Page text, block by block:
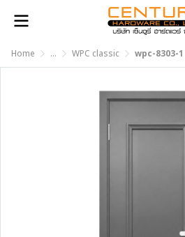
Home ... WPC classic wpc-8303-1